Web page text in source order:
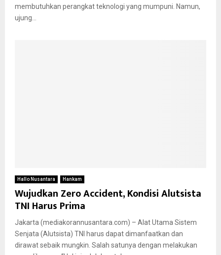
membutuhkan perangkat teknologi yang mumpuni. Namun,
ujung...
Hallo Nusantara Hankam
Wujudkan Zero Accident, Kondisi Alutsista
TNI Harus Prima
Jakarta (mediakorannusantara.com) – Alat Utama Sistem
Senjata (Alutsista) TNI harus dapat dimanfaatkan dan
dirawat sebaik mungkin. Salah satunya dengan melakukan